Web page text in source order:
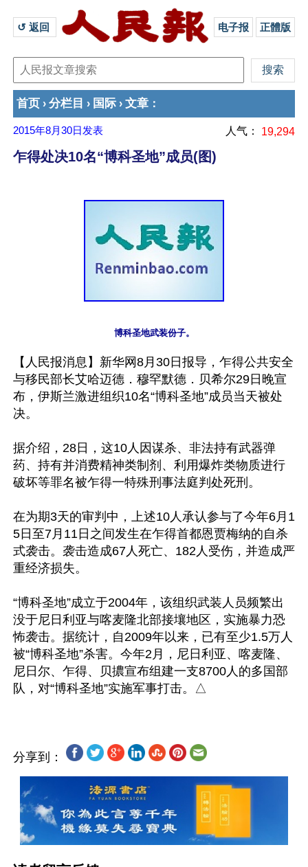
↺ 返回 电子报 正體版
首页 › 分栏目 › 国际 › 文章 ：
2015年8月30日 发表 人气： 19,294
乍得处决10名“博科圣地”成员(图)
【人民报消息】新华网8月30日报导，乍得公共安全
与移民部长艾哈迈德．穆罕默德．贝希尔29日晚宣
布，伊斯兰激进组织10名“博科圣地”成员当天被处
决。
据介绍，28日，这10人因谋杀、非法持有武器弹
药、持有并消费精神类制剂、利用爆炸类物质进行
破坏等罪名被乍得一特殊刑事法庭判处死刑。
在为期3天的审判中，上述10人承认参与了今年6月1
5日至7月11日之间发生在乍得首都恩贾梅纳的自杀
式袭击。袭击造成67人死亡、182人受伤，并造成严
重经济损失。
“博科圣地”成立于2004年，该组织武装人员频繁出
没于尼日利亚与喀麦隆北部接壤地区，实施暴力恐
怖袭击。据统计，自2009年以来，已有至少1.5万人
被“博科圣地”杀害。今年2月，尼日利亚、喀麦隆、
尼日尔、乍得、贝擃宣布组建一支8700人的多国部
分享到：